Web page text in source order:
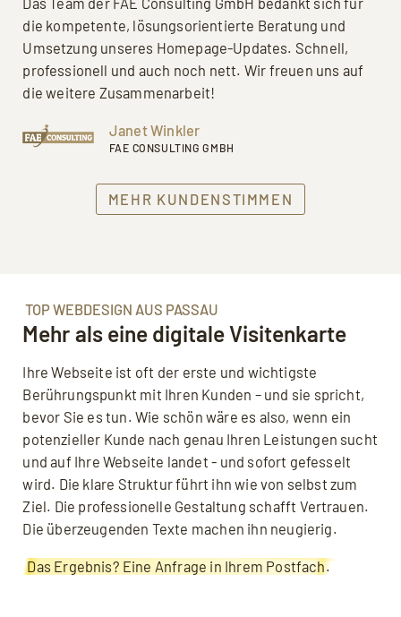
die kompetente, lösungsorientierte Beratung und
Umsetzung unseres Homepage-Updates. Schnell,
professionell und auch noch nett. Wir freuen uns auf
die weitere Zusammenarbeit!
Janet Winkler
FAE CONSULTING GMBH
MEHR KUNDENSTIMMEN
TOP WEBDESIGN AUS PASSAU
Mehr als eine digitale Visitenkarte
Ihre Webseite ist oft der erste und wichtigste
Berührungspunkt mit Ihren Kunden – und sie spricht,
bevor Sie es tun. Wie schön wäre es also, wenn ein
potenzieller Kunde nach genau Ihren Leistungen sucht
und auf Ihre Webseite landet - und sofort gefesselt
wird. Die klare Struktur führt ihn wie von selbst zum
Ziel. Die professionelle Gestaltung schafft Vertrauen.
Die überzeugenden Texte machen ihn neugierig.
Das Ergebnis? Eine Anfrage in Ihrem Postfach.